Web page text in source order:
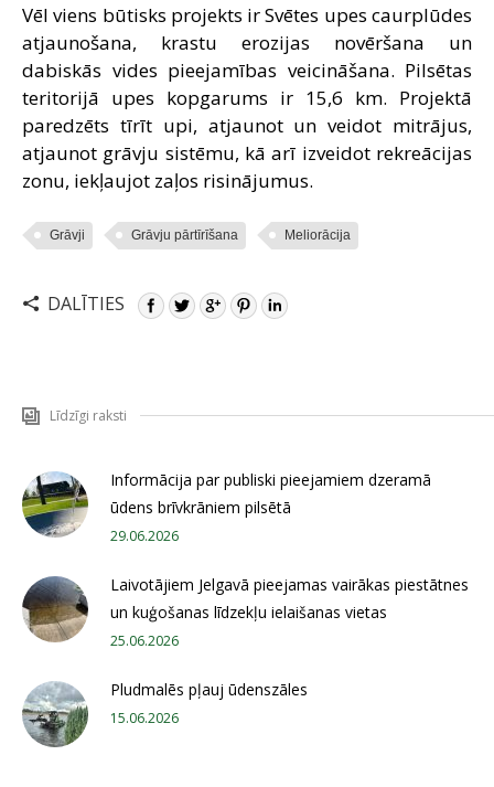
Vēl viens būtisks projekts ir Svētes upes caurplūdes
atjaunošana, krastu erozijas novēršana un
dabiskās vides pieejamības veicināšana. Pilsētas
teritorijā upes kopgarums ir 15,6 km. Projektā
paredzēts tīrīt upi, atjaunot un veidot mitrājus,
atjaunot grāvju sistēmu, kā arī izveidot rekreācijas
zonu, iekļaujot zaļos risinājumus.
Grāvji Grāvju pārtīrīšana Meliorācija
DALĪTIES
Līdzīgi raksti
Informācija par publiski pieejamiem dzeramā
ūdens brīvkrāniem pilsētā
29.06.2026
Laivotājiem Jelgavā pieejamas vairākas piestātnes
un kuģošanas līdzekļu ielaišanas vietas
25.06.2026
Pludmalēs pļauj ūdenszāles
15.06.2026